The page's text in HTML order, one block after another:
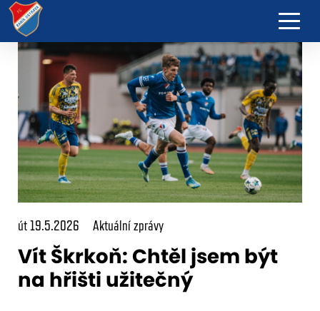
út 19.5.2026 Aktuální zprávy
Vít Škrkoň: Chtěl jsem být
na hřišti užitečný